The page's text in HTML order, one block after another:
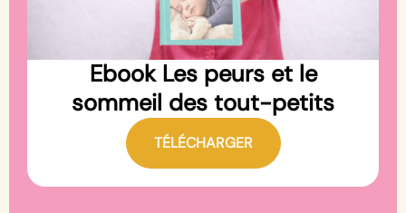
Ebook Les peurs et le
sommeil des tout-petits
TÉLÉCHARGER